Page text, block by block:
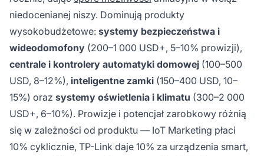
niedocenianej niszy. Dominują produkty
wysokobudżetowe: systemy bezpieczeństwa i
wideodomofony (200–1 000 USD+, 5–10% prowizji),
centrale i kontrolery automatyki domowej (100–500
USD, 8–12%), inteligentne zamki (150–400 USD, 10–
15%) oraz systemy oświetlenia i klimatu (300–2 000
USD+, 6–10%). Prowizje i potencjał zarobkowy różnią
się w zależności od produktu — IoT Marketing płaci
10% cyklicznie, TP-Link daje 10% za urządzenia smart,